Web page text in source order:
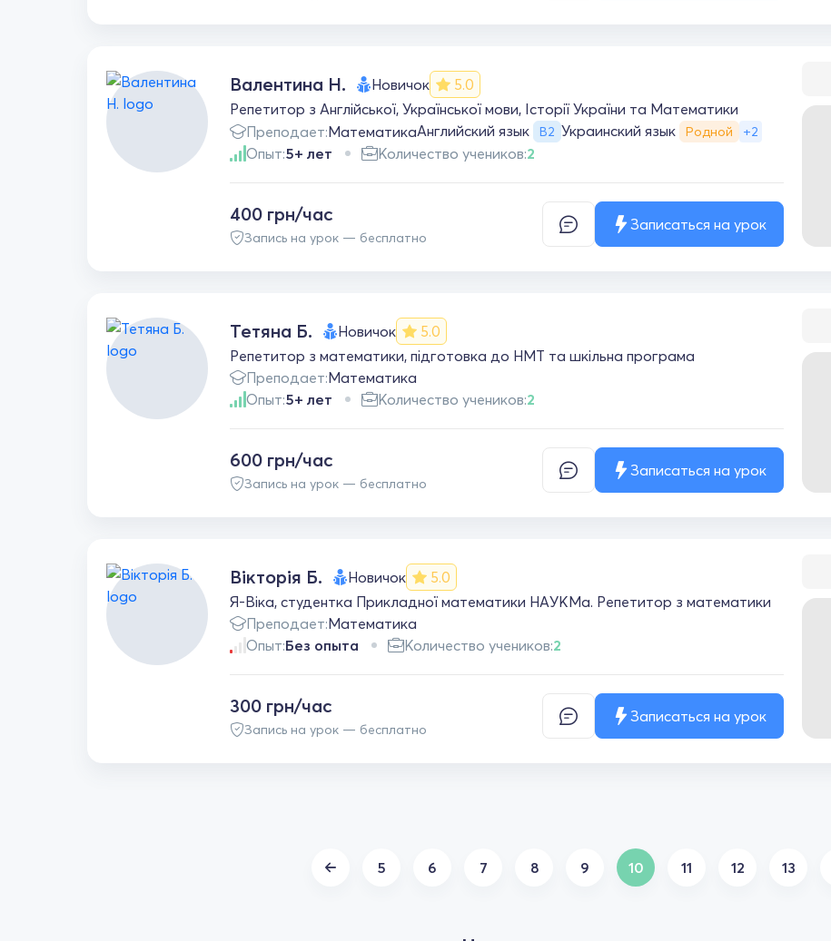
Валентина Н. Новичок
5.0
Репетитор з Англійської, Української мови, Історії України та Математики
Преподает:МатематикаАнглийский язык B2 Украинский язык Родной +2
Опыт:5+ лет Количество учеников:2
400 грн/час
Запись на урок — бесплатно
Записаться на урок
Тетяна Б. Новичок
5.0
Репетитор з математики, підготовка до НМТ та шкільна програма
Преподает:Математика
Опыт:5+ лет Количество учеников:2
600 грн/час
Запись на урок — бесплатно
Записаться на урок
Вікторія Б. Новичок
5.0
Я-Віка, студентка Прикладної математики НАУКМа. Репетитор з математики
Преподает:Математика
Опыт:Без опыта Количество учеников:2
300 грн/час
Запись на урок — бесплатно
Записаться на урок
5 6 7 8 9 10 11 12 13